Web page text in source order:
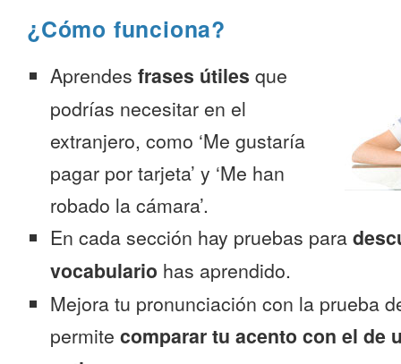
¿Cómo funciona?
Aprendes frases útiles que
podrías necesitar en el
extranjero, como ‘Me gustaría
pagar por tarjeta’ y ‘Me han
robado la cámara’.
En cada sección hay pruebas para
vocabulario has aprendido.
Mejora tu pronunciación con la prueba
permite comparar tu acento con el de